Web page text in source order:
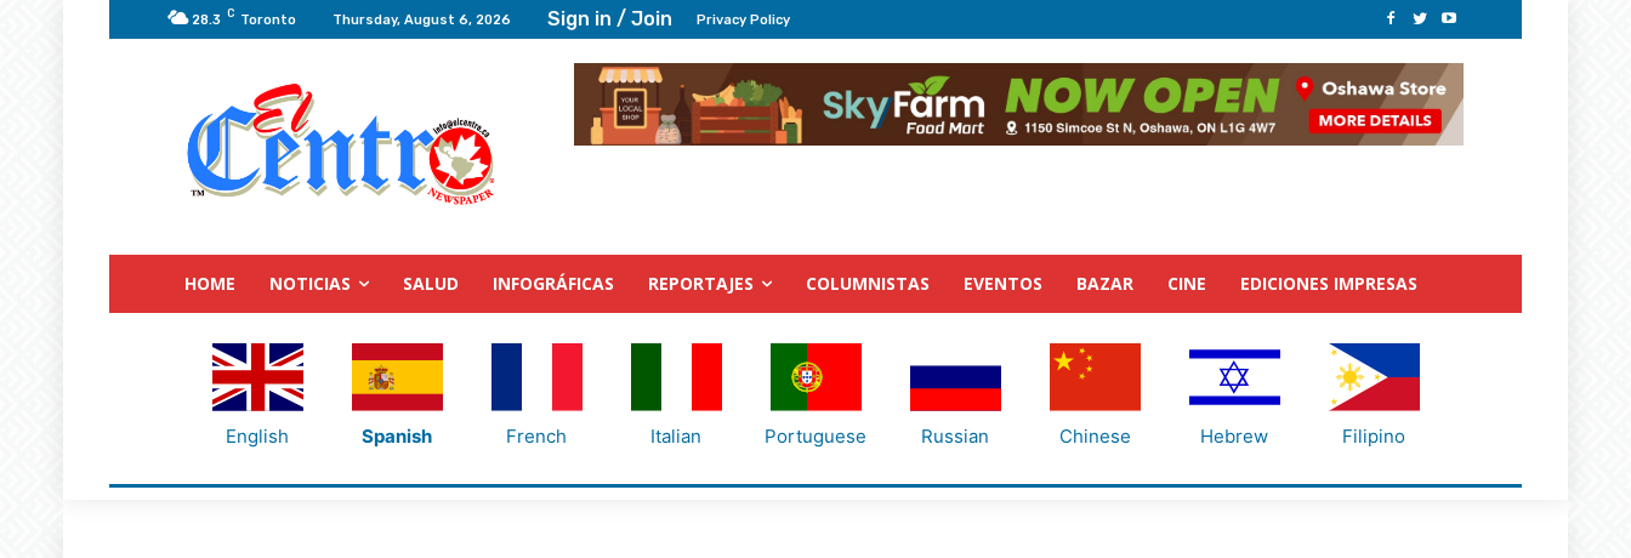
28.3 C Toronto Thursday, August 6, 2026 Sign in / Join Privacy Policy
HOME NOTICIAS SALUD INFOGRÁFICAS REPORTAJES COLUMNISTAS EVENTOS BAZAR CINE EDICIONES IMPRESAS
English Spanish French Italian Portuguese Russian Chinese Hebrew Filipino